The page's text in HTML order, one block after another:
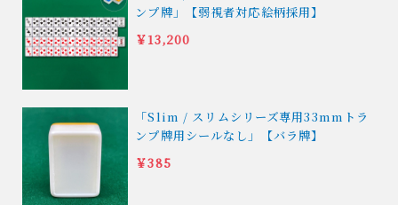
ンプ牌」【弱視者対応絵柄採用】
￥13,200
「Slim / スリムシリーズ専用33mmトラ
ンプ牌用シールなし」【バラ牌】
￥385